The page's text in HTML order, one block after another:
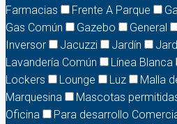
Farmacias
Frente A Parque
Gas Común
Gazebo General
Inversor
Jacuzzi Jardín
Lavandería Común
Línea Blanca
Lockers
Lounge Luz
Malla
Marquesina
Mascotas
Oficina
Para desarrollo